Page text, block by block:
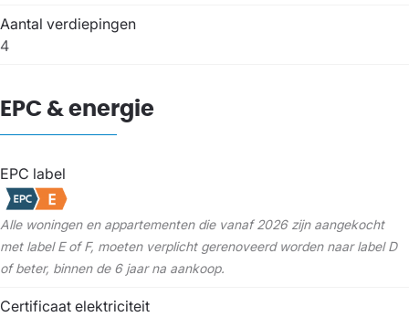
Aantal verdiepingen
4
EPC & energie
EPC label
Alle woningen en appartementen die vanaf 2026 zijn aangekocht
met label E of F, moeten verplicht gerenoveerd worden naar label D
of beter, binnen de 6 jaar na aankoop.
Certificaat elektriciteit